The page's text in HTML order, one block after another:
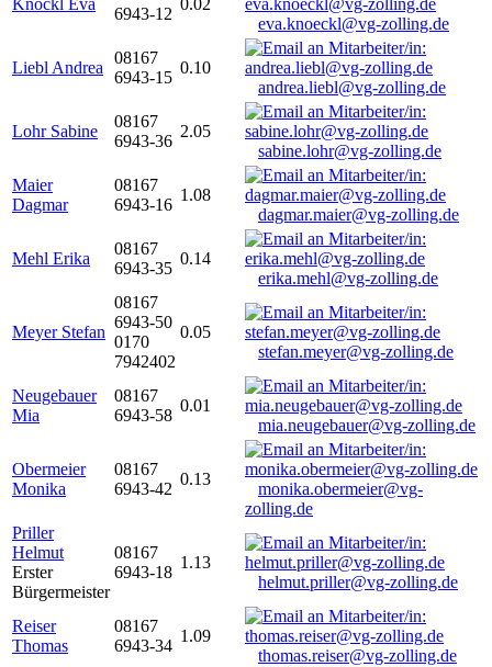
Knöckl Eva
6943-12
0.02
eva.knoeckl@vg-zolling.de
Liebl Andrea
08167
6943-15
0.10
andrea.liebl@vg-zolling.de
Lohr Sabine
08167
6943-36
2.05
sabine.lohr@vg-zolling.de
Maier
Dagmar
08167
6943-16
1.08
dagmar.maier@vg-zolling.de
Mehl Erika
08167
6943-35
0.14
erika.mehl@vg-zolling.de
Meyer Stefan
08167
6943-50
0170
7942402
0.05
stefan.meyer@vg-zolling.de
Neugebauer
Mia
08167
6943-58
0.01
mia.neugebauer@vg-zolling.de
Obermeier
Monika
08167
6943-42
0.13
monika.obermeier@vg-
zolling.de
Priller
Helmut
Erster
Bürgermeister
08167
6943-18
1.13
helmut.priller@vg-zolling.de
Reiser
Thomas
08167
6943-34
1.09
thomas.reiser@vg-zolling.de